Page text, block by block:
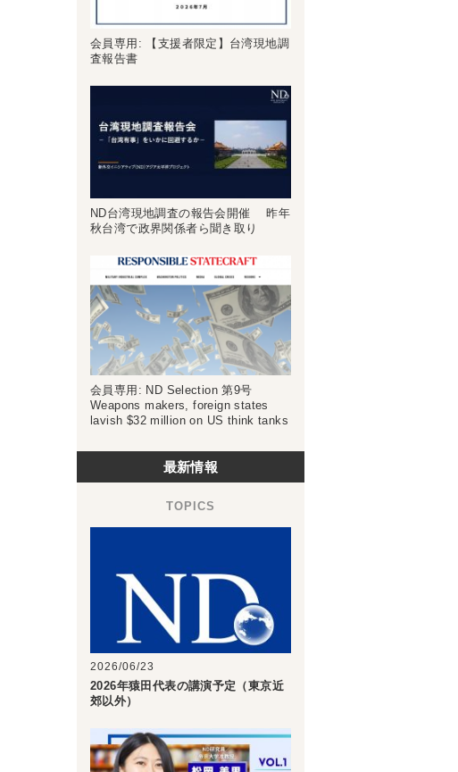
会員専用: 【支援者限定】台湾現地調
査報告書
ND台湾現地調査の報告会開催 昨年
秋台湾で政界関係者ら聞き取り
会員専用: ND Selection 第9号
Weapons makers, foreign states
lavish $32 million on US think tanks
最新情報
2026/06/23
2026年猿田代表の講演予定（東京近
郊以外）